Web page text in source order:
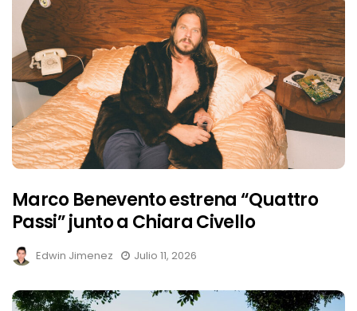
Marco Benevento estrena “Quattro
Passi” junto a Chiara Civello
Edwin Jimenez Julio 11, 2026